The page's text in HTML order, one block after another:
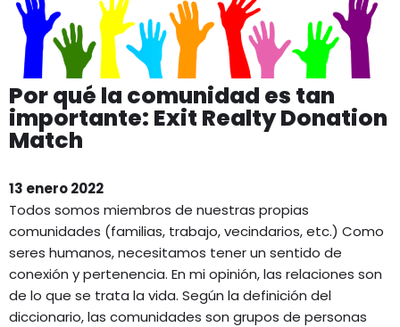
Por qué la comunidad es tan
importante: Exit Realty Donation
Match
13 enero 2022
Todos somos miembros de nuestras propias
comunidades (familias, trabajo, vecindarios, etc.) Como
seres humanos, necesitamos tener un sentido de
conexión y pertenencia. En mi opinión, las relaciones son
de lo que se trata la vida. Según la definición del
diccionario, las comunidades son grupos de personas